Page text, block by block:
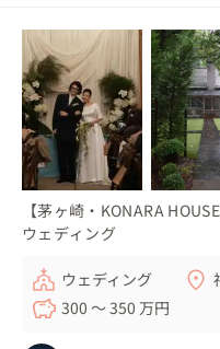
【茅ヶ崎・KONARA
ウェディング
ウェディング
300 〜 350 万円